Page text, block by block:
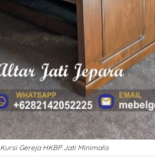
Kursi Gereja HKBP Jati Minimalis